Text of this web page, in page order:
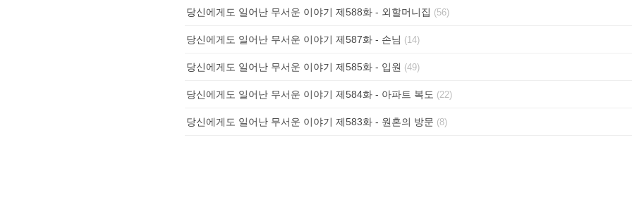
당신에게도 일어난 무서운 이야기 제588화 - 외할머니집 (56)
당신에게도 일어난 무서운 이야기 제587화 - 손님 (14)
당신에게도 일어난 무서운 이야기 제585화 - 입원 (49)
당신에게도 일어난 무서운 이야기 제584화 - 아파트 복도 (22)
당신에게도 일어난 무서운 이야기 제583화 - 원혼의 방문 (8)